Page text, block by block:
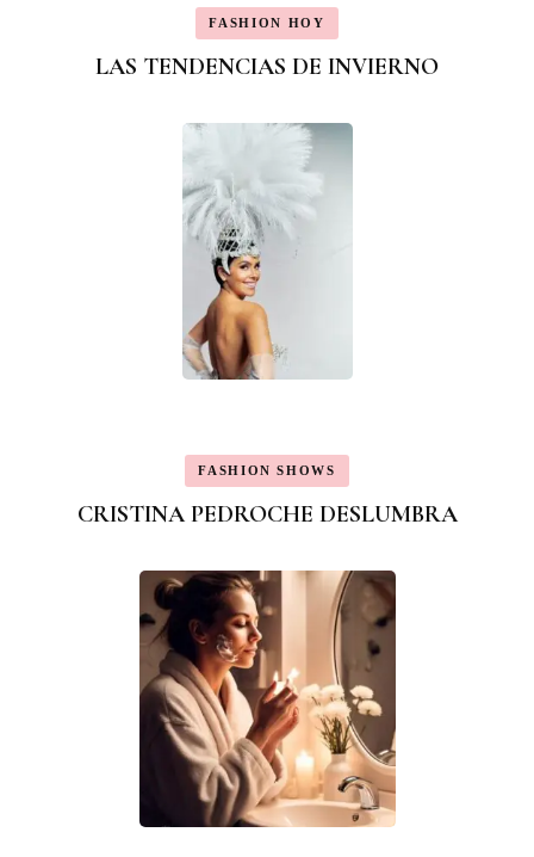
FASHION HOY
LAS TENDENCIAS DE INVIERNO
FASHION SHOWS
CRISTINA PEDROCHE DESLUMBRA